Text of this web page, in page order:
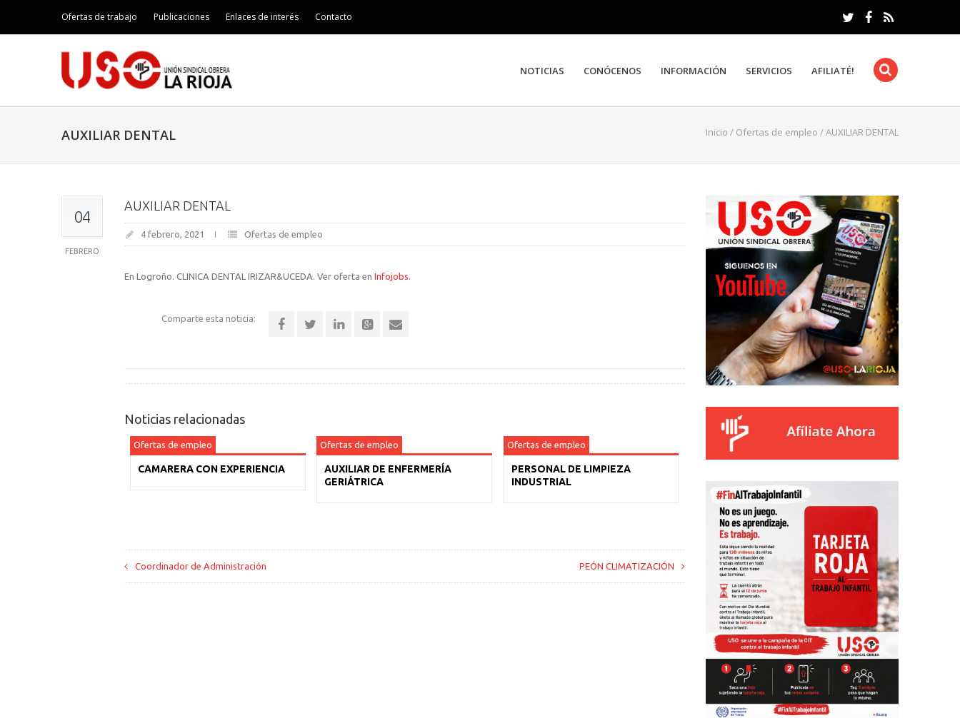
Ofertas de trabajo Publicaciones Enlaces de interés Contacto
NOTICIAS CONÓCENOS INFORMACIÓN SERVICIOS AFILIATÉ!
AUXILIAR DENTAL Inicio / Ofertas de empleo /AUXILIAR DENTAL
04
FEBRERO
AUXILIAR DENTAL
4 febrero, 2021 Ofertas de empleo
En Logroño. CLINICA DENTAL IRIZAR&UCEDA. Ver oferta en Infojobs.
Comparte esta noticia:
Noticias relacionadas
Ofertas de empleo
CAMARERA CON EXPERIENCIA
Ofertas de empleo
AUXILIAR DE ENFERMERÍA
GERIÁTRICA
Ofertas de empleo
PERSONAL DE LIMPIEZA
INDUSTRIAL
Coordinador de Administración PEÓN CLIMATIZACIÓN